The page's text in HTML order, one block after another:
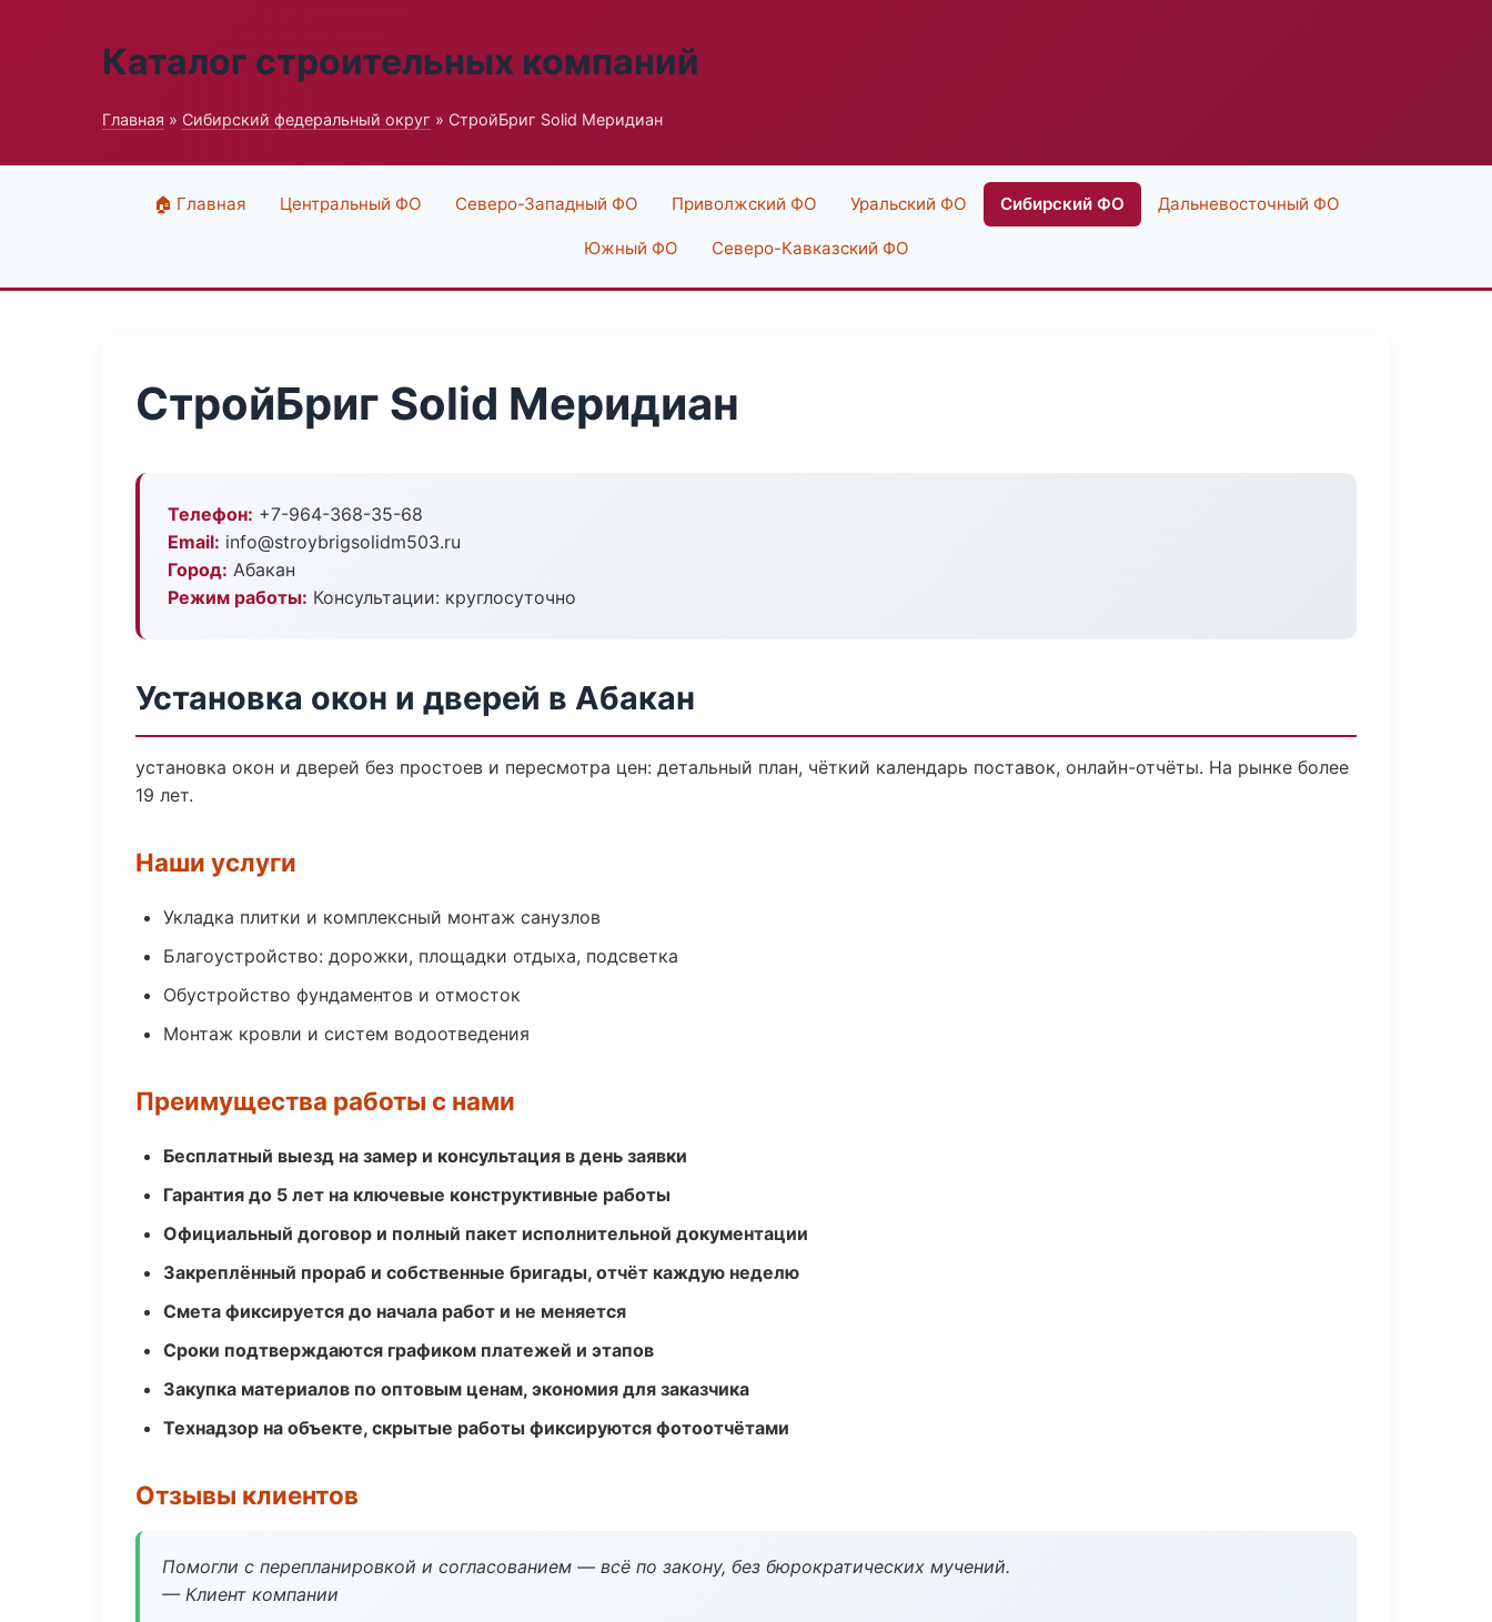
Каталог строительных компаний
Главная » Сибирский федеральный округ » СтройБриг Solid Меридиан
🏠 Главная Центральный ФО Северо-Западный ФО Приволжский ФО Уральский ФО Сибирский ФО Дальневосточный ФО
Южный ФО Северо-Кавказский ФО
СтройБриг Solid Меридиан
Телефон: +7-964-368-35-68
Email: info@stroybrigsolidm503.ru
Город: Абакан
Режим работы: Консультации: круглосуточно
Установка окон и дверей в Абакан
установка окон и дверей без простоев и пересмотра цен: детальный план, чёткий календарь поставок, онлайн-отчёты. На рынке более
19 лет.
Наши услуги
Укладка плитки и комплексный монтаж санузлов
Благоустройство: дорожки, площадки отдыха, подсветка
Обустройство фундаментов и отмосток
Монтаж кровли и систем водоотведения
Преимущества работы с нами
Бесплатный выезд на замер и консультация в день заявки
Гарантия до 5 лет на ключевые конструктивные работы
Официальный договор и полный пакет исполнительной документации
Закреплённый прораб и собственные бригады, отчёт каждую неделю
Смета фиксируется до начала работ и не меняется
Сроки подтверждаются графиком платежей и этапов
Закупка материалов по оптовым ценам, экономия для заказчика
Технадзор на объекте, скрытые работы фиксируются фотоотчётами
Отзывы клиентов
Помогли с перепланировкой и согласованием — всё по закону, без бюрократических мучений.
— Клиент компании